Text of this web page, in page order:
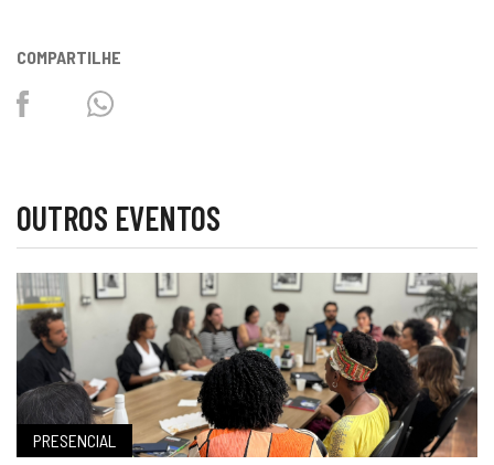
COMPARTILHE
FacebookTwitterWhatsapp
OUTROS EVENTOS
PRESENCIAL